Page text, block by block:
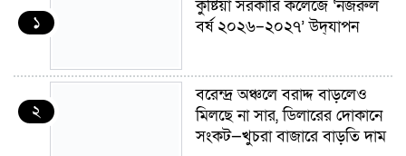
১
কুষ্টিয়া সরকারি কলেজে ‘নজরুল
বর্ষ ২০২৬–২০২৭’ উদ্‌যাপন
২
বরেন্দ্র অঞ্চলে বরাদ্দ বাড়লেও
মিলছে না সার, ডিলারের দোকানে
সংকট—খুচরা বাজারে বাড়তি দাম